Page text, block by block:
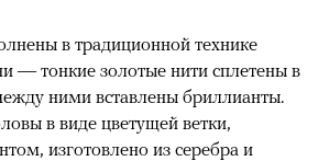
в традиционной технике
— тонкие золотые нити сплетены в
ними вставлены бриллианты.
в виде цветущей ветки,
изготовлено из серебра и